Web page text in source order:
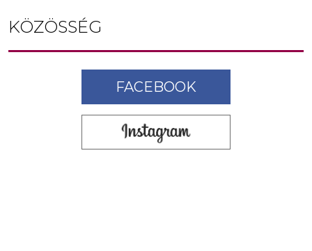
KÖZÖSSÉG
FACEBOOK